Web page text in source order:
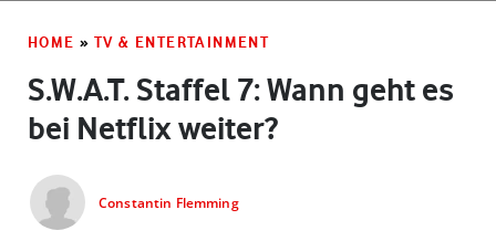
HOME » TV & ENTERTAINMENT
S.W.A.T. Staffel 7: Wann geht es
bei Netflix weiter?
Constantin Flemming